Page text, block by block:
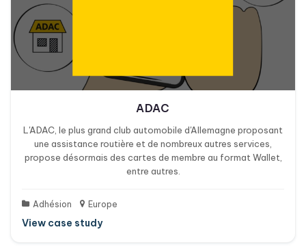
ADAC
L'ADAC, le plus grand club automobile d'Allemagne proposant
une assistance routière et de nombreux autres services,
propose désormais des cartes de membre au format Wallet,
entre autres.
Adhésion Europe
View case study